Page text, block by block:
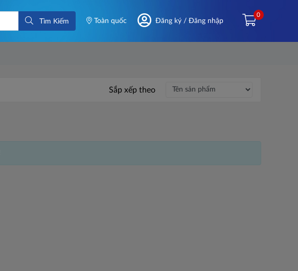
Tìm Kiếm Toàn quốc Đăng ký / Đăng nhập
0
Sắp xếp theo